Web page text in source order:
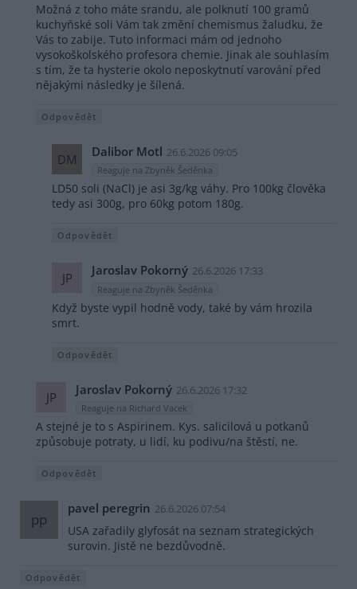
Možná z toho máte srandu, ale polknutí 100 gramů
kuchyňské soli Vám tak změní chemismus žaludku, že
Vás to zabije. Tuto informaci mám od jednoho
vysokoškolského profesora chemie. Jinak ale souhlasím
s tím, že ta hysterie okolo neposkytnutí varování před
nějakými následky je šílená.
Odpovědět
DM Dalibor Motl 26.6.2026 09:05
Reaguje na Zbyněk Šeděnka
LD50 soli (NaCl) je asi 3g/kg váhy. Pro 100kg člověka
tedy asi 300g, pro 60kg potom 180g.
Odpovědět
JP Jaroslav Pokorný 26.6.2026 17:33
Reaguje na Zbyněk Šeděnka
Když byste vypil hodně vody, také by vám hrozila
smrt.
Odpovědět
JP Jaroslav Pokorný 26.6.2026 17:32
Reaguje na Richard Vacek
A stejné je to s Aspirinem. Kys. salicilová u potkanů
způsobuje potraty, u lidí, ku podivu/na štěstí, ne.
Odpovědět
pp
pavel peregrin 26.6.2026 07:54
USA zařadily glyfosát na seznam strategických
surovin. Jistě ne bezdůvodně.
Odpovědět